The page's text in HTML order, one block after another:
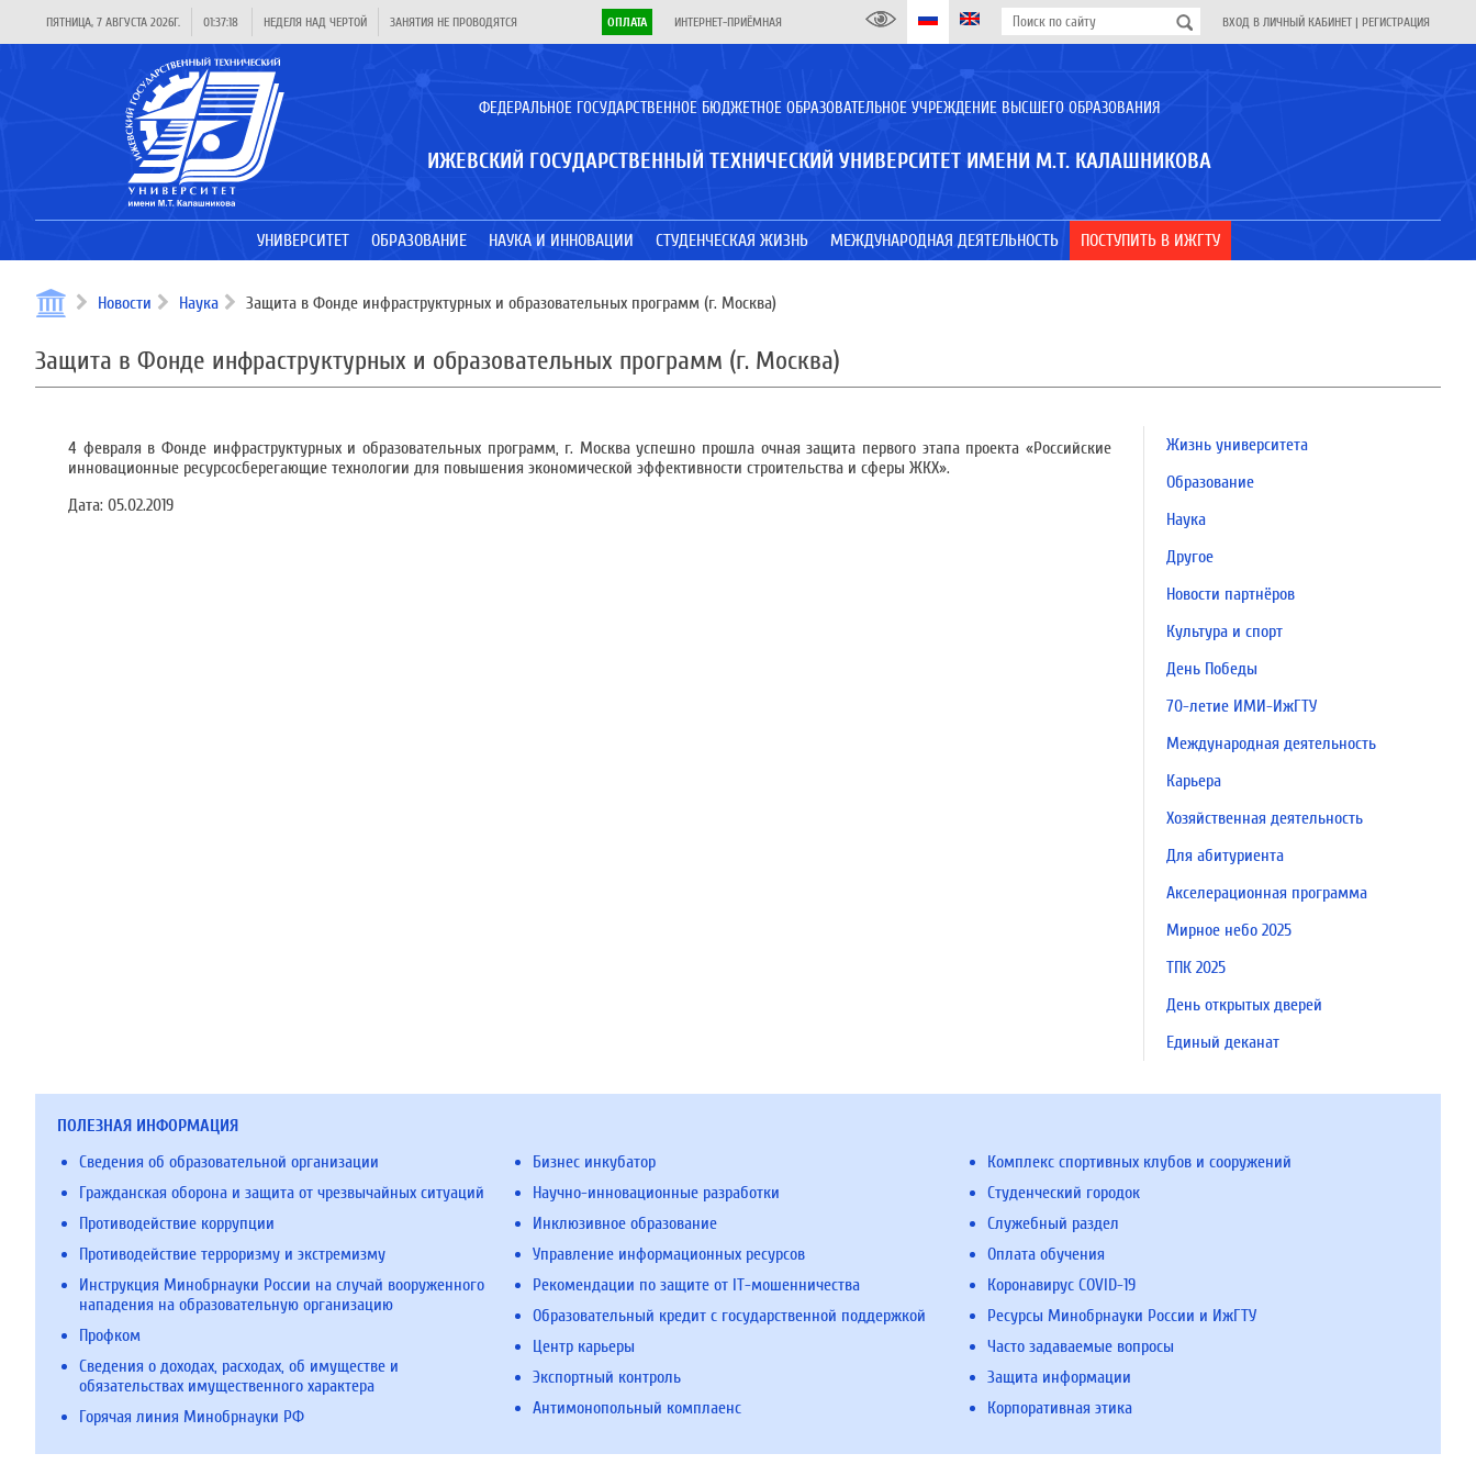
ПЯТНИЦА, 7 АВГУСТА 2026Г. 01:37:18 НЕДЕЛЯ НАД ЧЕРТОЙ ЗАНЯТИЯ НЕ ПРОВОДЯТСЯ ОПЛАТА ИНТЕРНЕТ-ПРИЁМНАЯ ВХОД В ЛИЧНЫЙ КАБИНЕТ | РЕГИСТРАЦИЯ
ФЕДЕРАЛЬНОЕ ГОСУДАРСТВЕННОЕ БЮДЖЕТНОЕ ОБРАЗОВАТЕЛЬНОЕ УЧРЕЖДЕНИЕ ВЫСШЕГО ОБРАЗОВАНИЯ
ИЖЕВСКИЙ ГОСУДАРСТВЕННЫЙ ТЕХНИЧЕСКИЙ УНИВЕРСИТЕТ ИМЕНИ М.Т. КАЛАШНИКОВА
УНИВЕРСИТЕТ ОБРАЗОВАНИЕ НАУКА И ИННОВАЦИИ СТУДЕНЧЕСКАЯ ЖИЗНЬ МЕЖДУНАРОДНАЯ ДЕЯТЕЛЬНОСТЬ ПОСТУПИТЬ В ИЖГТУ
Новости Наука Защита в Фонде инфраструктурных и образовательных программ (г. Москва)
Защита в Фонде инфраструктурных и образовательных программ (г. Москва)
4 февраля в Фонде инфраструктурных и образовательных программ, г. Москва успешно прошла очная защита первого этапа проекта «Российские
инновационные ресурсосберегающие технологии для повышения экономической эффективности строительства и сферы ЖКХ».
Дата: 05.02.2019
Жизнь университета
Образование
Наука
Другое
Новости партнёров
Культура и спорт
День Победы
70-летие ИМИ-ИжГТУ
Международная деятельность
Карьера
Хозяйственная деятельность
Для абитуриента
Акселерационная программа
Мирное небо 2025
ТПК 2025
День открытых дверей
Единый деканат
ПОЛЕЗНАЯ ИНФОРМАЦИЯ
Сведения об образовательной организации
Гражданская оборона и защита от чрезвычайных ситуаций
Противодействие коррупции
Противодействие терроризму и экстремизму
Инструкция Минобрнауки России на случай вооруженного
нападения на образовательную организацию
Профком
Сведения о доходах, расходах, об имуществе и
обязательствах имущественного характера
Горячая линия Минобрнауки РФ
Бизнес инкубатор
Научно-инновационные разработки
Инклюзивное образование
Управление информационных ресурсов
Рекомендации по защите от IT-мошенничества
Образовательный кредит с государственной поддержкой
Центр карьеры
Экспортный контроль
Антимонопольный комплаенс
Комплекс спортивных клубов и сооружений
Студенческий городок
Служебный раздел
Оплата обучения
Коронавирус COVID-19
Ресурсы Минобрнауки России и ИжГТУ
Часто задаваемые вопросы
Защита информации
Корпоративная этика